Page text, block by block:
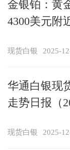
金银铂：黄
4300美元附
现货白银 2025-
华通白银现
走势日报（
现货白银 2025-